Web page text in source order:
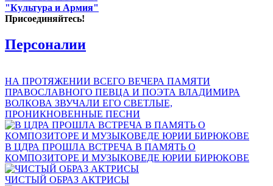
"Культура и Армия"
Присоединяйтесь!
Персоналии
НА ПРОТЯЖЕНИИ ВСЕГО ВЕЧЕРА ПАМЯТИ
ПРАВОСЛАВНОГО ПЕВЦА И ПОЭТА ВЛАДИМИРА
ВОЛКОВА ЗВУЧАЛИ ЕГО СВЕТЛЫЕ,
ПРОНИКНОВЕННЫЕ ПЕСНИ
В ЦДРА ПРОШЛА ВСТРЕЧА В ПАМЯТЬ О
КОМПОЗИТОРЕ И МУЗЫКОВЕДЕ ЮРИИ БИРЮКОВЕ
ЧИСТЫЙ ОБРАЗ АКТРИСЫ